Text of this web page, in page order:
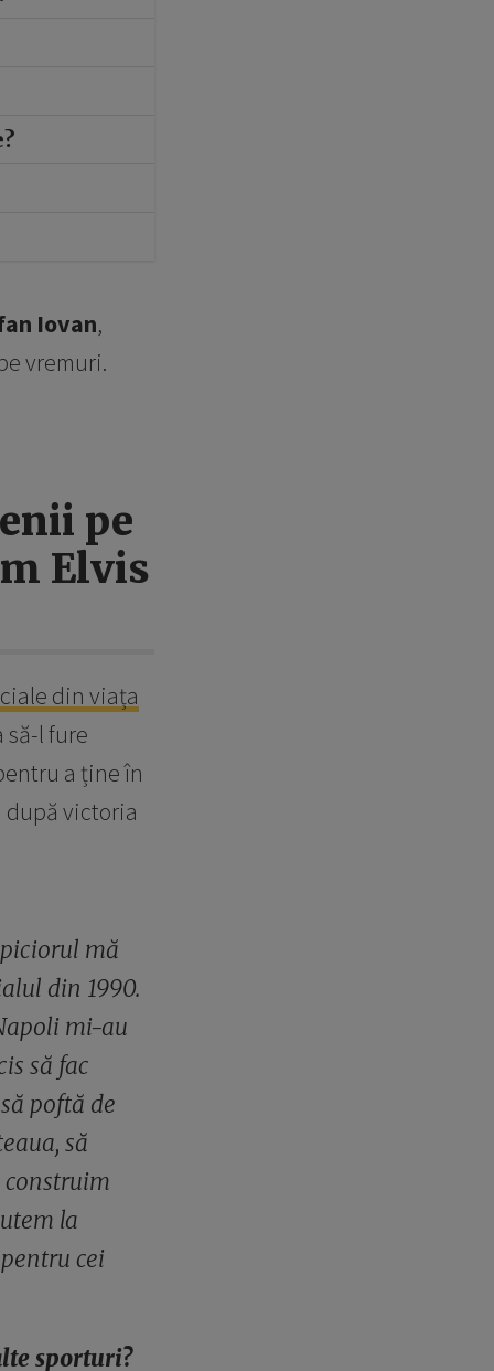
Iovan,
vremuri.
pe
Elvis
din viața
să-l fure
a ține în
după victoria
mă
din 1990.
mi-au
să fac
poftă de
să
construim
la
cei
sporturi?